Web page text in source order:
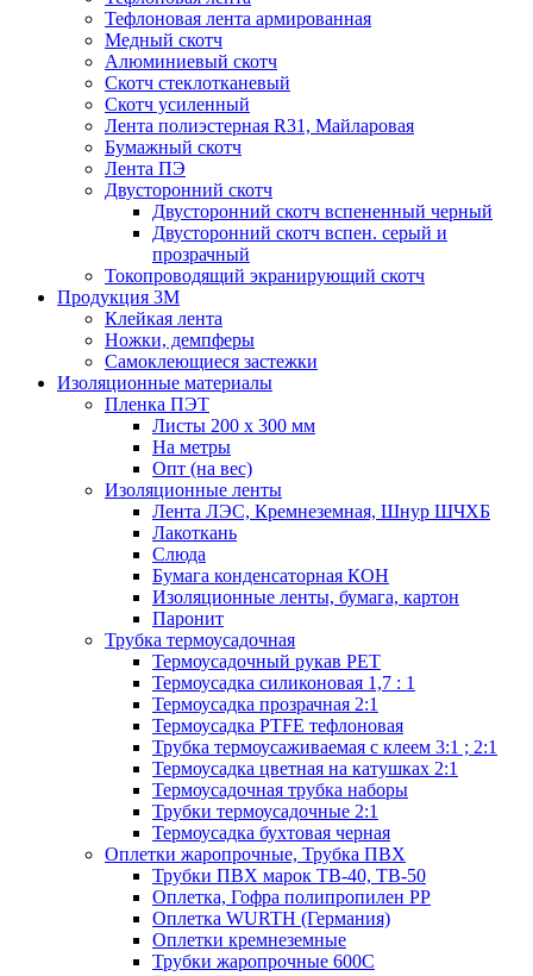
Тефлоновая лента армированная
Медный скотч
Алюминиевый скотч
Скотч стеклотканевый
Скотч усиленный
Лента полиэстерная R31, Майларовая
Бумажный скотч
Лента ПЭ
Двусторонний скотч
Двусторонний скотч вспененный черный
Двусторонний скотч вспен. серый и
прозрачный
Токопроводящий экранирующий скотч
Продукция 3M
Клейкая лента
Ножки, демпферы
Самоклеющиеся застежки
Изоляционные материалы
Пленка ПЭТ
Листы 200 х 300 мм
На метры
Опт (на вес)
Изоляционные ленты
Лента ЛЭС, Кремнеземная, Шнур ШЧХБ
Лакоткань
Слюда
Бумага конденсаторная КОН
Изоляционные ленты, бумага, картон
Паронит
Трубка термоусадочная
Термоусадочный рукав PET
Термоусадка силиконовая 1,7 : 1
Термоусадка прозрачная 2:1
Термоусадка PTFE тефлоновая
Трубка термоусаживаемая с клеем 3:1 ; 2:1
Термоусадка цветная на катушках 2:1
Термоусадочная трубка наборы
Трубки термоусадочные 2:1
Термоусадка бухтовая черная
Оплетки жаропрочные, Трубка ПВХ
Трубки ПВХ марок ТВ-40, ТВ-50
Оплетка, Гофра полипропилен PP
Оплетка WURTH (Германия)
Оплетки кремнеземные
Трубки жаропрочные 600С